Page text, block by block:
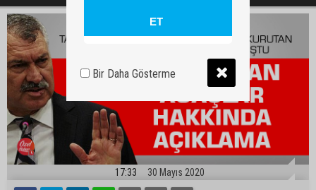
17:33 30 Mayıs 2020
ET
Bir Daha Gösterme